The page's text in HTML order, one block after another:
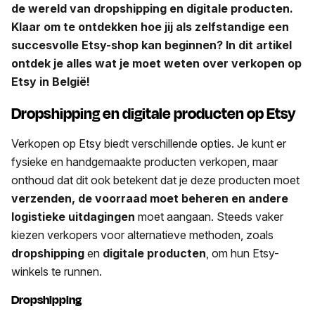
de wereld van dropshipping en digitale producten.
Klaar om te ontdekken hoe jij als zelfstandige een
succesvolle Etsy-shop kan beginnen? In dit artikel
ontdek je alles wat je moet weten over verkopen op
Etsy in België!
Dropshipping en digitale producten op Etsy
Verkopen op Etsy biedt verschillende opties. Je kunt er
fysieke en handgemaakte producten verkopen, maar
onthoud dat dit ook betekent dat je deze producten moet
verzenden, de voorraad moet beheren en andere
logistieke uitdagingen moet aangaan. Steeds vaker
kiezen verkopers voor alternatieve methoden, zoals
dropshipping en digitale producten , om hun Etsy-
winkels te runnen.
Dropshipping